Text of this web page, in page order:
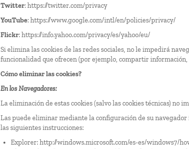
Twitter:https://twitter.com/privacy
YouTube:https://www.google.com/intl/en/policies/privacy/
Flickr:https://info.yahoo.com/privacy/es/yahoo/eu/
Si elimina las cookies de las redes sociales, no le impedirá
funcionalidad que ofrecen (por ejemplo, compartir información,
Cómo eliminar las cookies?
En los Navegadores:
La eliminación de estas cookies (salvo las cookies técnicas)
Las puede eliminar mediante la configuración de su
las siguientes instrucciones:
Explorer:http://windows.microsoft.com/es-es/windows7/